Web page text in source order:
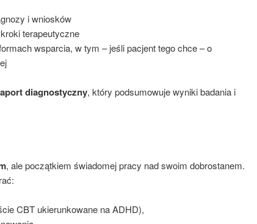
i wniosków
terapeutyczne
wsparcia, w tym – jeśli pacjent tego chce – o
diagnostyczny, który podsumowuje wyniki badania i
, ale początkiem świadomej pracy nad swoim dobrostanem.
CBT ukierunkowane na ADHD),